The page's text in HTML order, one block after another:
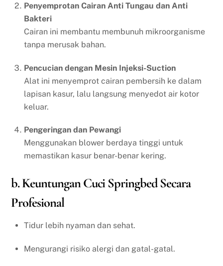
Penyemprotan Cairan Anti Tungau dan Anti
Bakteri
Cairan ini membantu membunuh mikroorganisme
tanpa merusak bahan.
Pencucian dengan Mesin Injeksi-Suction
Alat ini menyemprot cairan pembersih ke dalam
lapisan kasur, lalu langsung menyedot air kotor
keluar.
Pengeringan dan Pewangi
Menggunakan blower berdaya tinggi untuk
memastikan kasur benar-benar kering.
b. Keuntungan Cuci Springbed Secara
Profesional
Tidur lebih nyaman dan sehat.
Mengurangi risiko alergi dan gatal-gatal.